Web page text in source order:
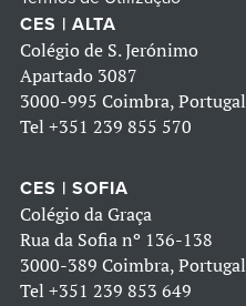
CES | ALTA
Colégio de S. Jerónimo
Apartado 3087
3000-995 Coimbra, Portugal
Tel +351 239 855 570
CES | SOFIA
Colégio da Graça
Rua da Sofia nº 136-138
3000-389 Coimbra, Portugal
Tel +351 239 853 649